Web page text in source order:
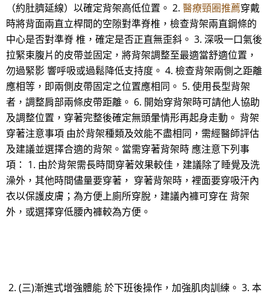
（約肚臍延線）以確定背架高低位置。 2. 醫療頸圈推薦穿戴
時將背面兩直立桿間的空隙對準脊椎，檢查背架兩直鋼條的
中心是否對準脊 椎，確定是否正直無歪斜。 3. 深吸一口氣後
拉緊束腹片的皮帶並固定，將背架調整至最適當舒適位置，
勿過緊影 響呼吸或過鬆降低支持度。 4. 檢查背架兩側之距離
應相等，即兩側皮帶固定之位置應相同。 5. 使用長型背架
者，調整肩部兩條皮帶距離。 6. 開始穿背架時可請他人協助
及調整位置，穿著完整後確定無頭暈情形再起身走動。 背架
穿著注意事項 由於背架種類及效能不盡相同，需經醫師評估
及建議並選擇合適的背架。當需穿著背架時 應注意下列事
項： 1. 由於背架需長時間穿著效果較佳，建議除了睡覺及洗
澡外，其他時間儘量要穿著， 穿著背架時，裡面要穿吸汗內
衣以保護皮膚；為方便上廁所穿脫，建議內褲可穿在 背架
外，或選擇穿低腰內褲較為方便。
2. (三)漸進式增強體能 於下班後操作，加強肌肉訓練。 3. 本